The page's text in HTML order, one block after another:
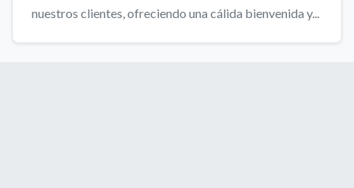
nuestros clientes, ofreciendo una cálida bienvenida y...